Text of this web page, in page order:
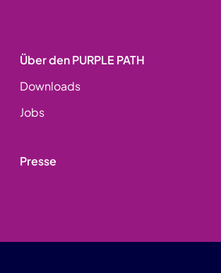
Über den PURPLE PATH
Downloads
Jobs
Presse